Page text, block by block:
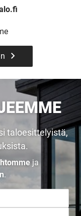
taloesittelyistä,
ja
.
ON